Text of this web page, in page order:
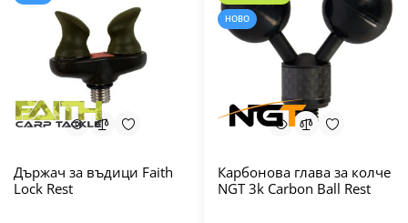
Държач за въдици Faith
Lock Rest
НОВО
Карбонова глава за колче
NGT 3k Carbon Ball Rest